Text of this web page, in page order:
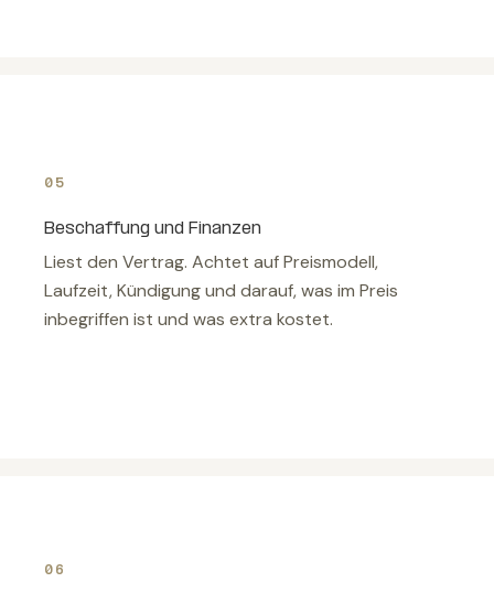
05
Beschaffung und Finanzen
Liest den Vertrag. Achtet auf Preismodell,
Laufzeit, Kündigung und darauf, was im Preis
inbegriffen ist und was extra kostet.
06